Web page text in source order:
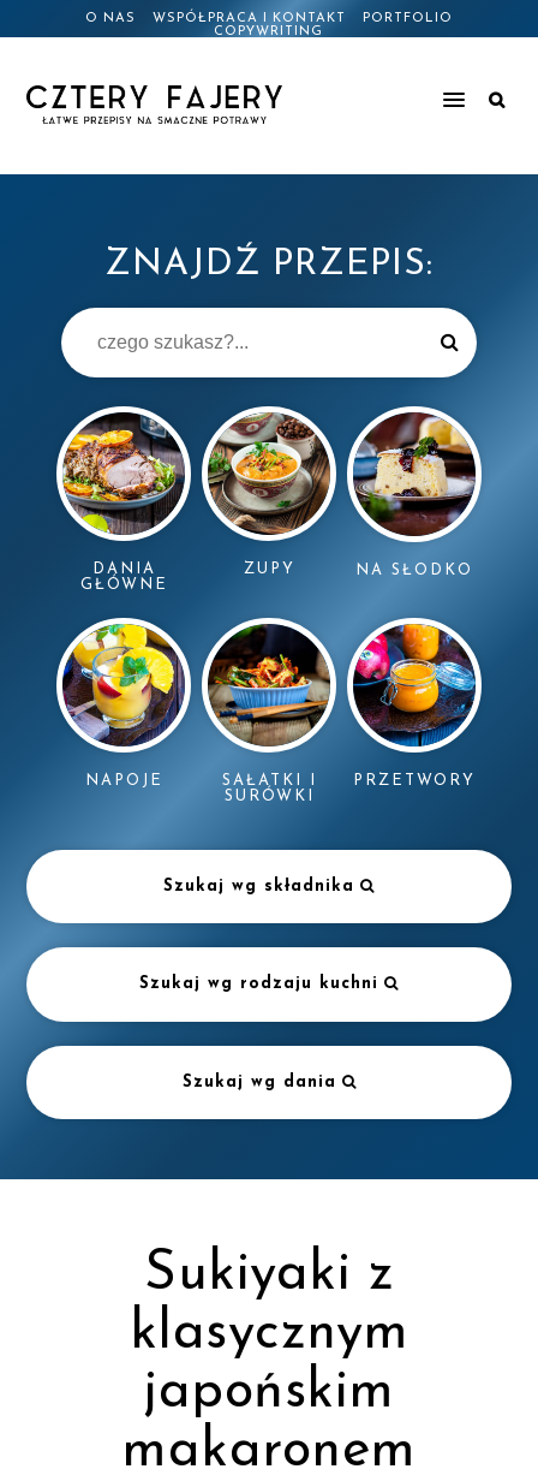
O NAS WSPÓŁPRACA I KONTAKT
PORTFOLIO
COPYWRITING
ZNAJDŹ PRZEPIS:
DANIA
GŁÓWNE
ZUPY NA SŁODKO
NAPOJE
SAŁATKI I
SURÓWKI
PRZETWORY
Szukaj wg składnika
Szukaj wg rodzaju kuchni
Szukaj wg dania
Sukiyaki z
klasycznym
japońskim
makaronem